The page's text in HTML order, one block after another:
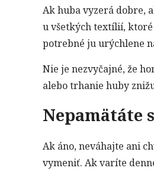
Ak huba vyzerá dobre,
u všetkých textílií, ktoré
potrebné ju urýchlene
Nie je nezvyčajné, že
alebo trhanie huby
Nepamätáte
Ak áno, neváhajte ani
vymeniť. Ak varíte